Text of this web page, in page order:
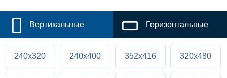
Вертикальные Горизонтальные
240x320 240x400 352x416 320x480